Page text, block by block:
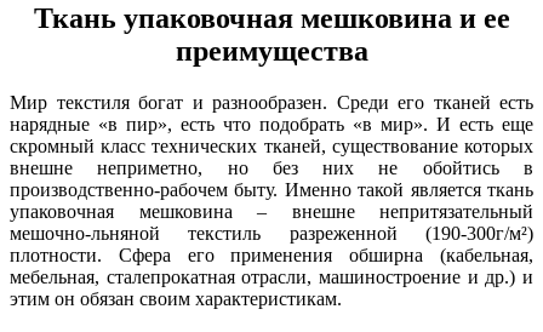
Ткань упаковочная мешковина и ее
преимущества
Мир текстиля богат и разнообразен. Среди его тканей есть
нарядные «в пир», есть что подобрать «в мир». И есть еще
скромный класс технических тканей, существование которых
внешне неприметно, но без них не обойтись в
производственно-рабочем быту. Именно такой является ткань
упаковочная мешковина – внешне непритязательный
мешочно-льняной текстиль разреженной (190-300г/м²)
плотности. Сфера его применения обширна (кабельная,
мебельная, сталепрокатная отрасли, машиностроение и др.) и
этим он обязан своим характеристикам.